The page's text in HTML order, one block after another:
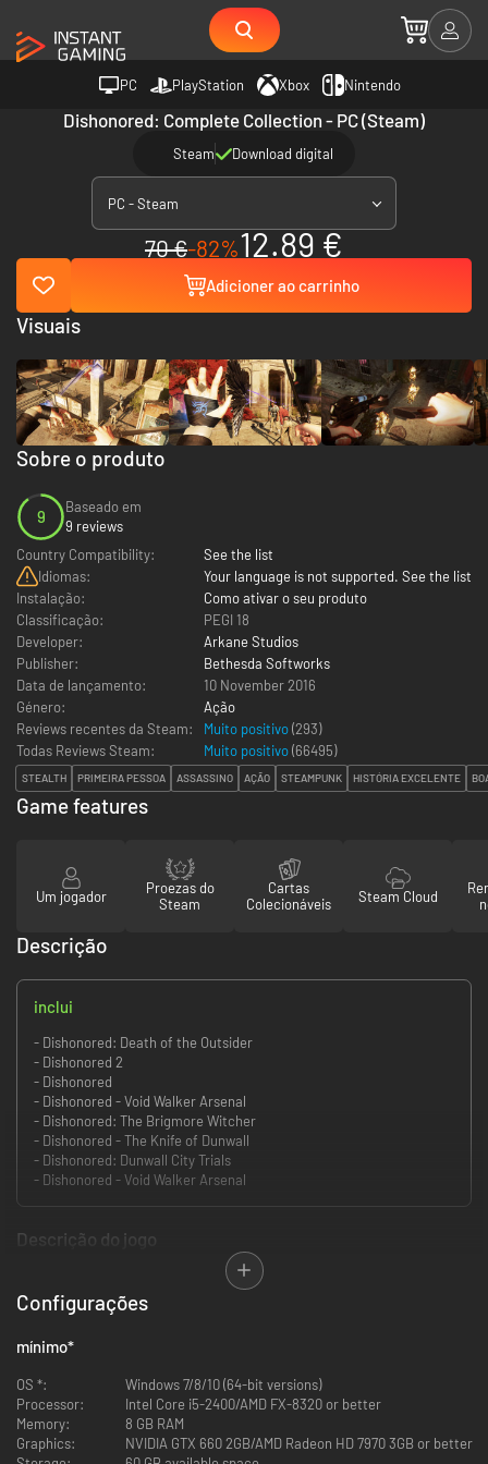
PC PlayStation Xbox Nintendo
Dishonored: Complete Collection - PC (Steam)
Steam Download digital
PC - Steam
70 €-82%12.89 €
Adicioner ao carrinho
Sobre o produto
9
Baseado em
9 reviews
Country Compatibility:
See the list
Idiomas:
Your language is not supported. See the list
Instalação:
Como ativar o seu produto
Classificação:
PEGI 18
Developer:
Arkane Studios
Publisher:
Bethesda Softworks
Data de lançamento:
10 November 2016
Género:
Ação
Reviews recentes da Steam:
Muito positivo(293)
Todas Reviews Steam:
Muito positivo(66495)
STEALTH PRIMEIRA PESSOA ASSASSINO AÇÃO STEAMPUNK HISTÓRIA EXCELENTE
Visuais
Game features
Um jogador
Proezas do
Steam
Cartas
Colecionáveis
Steam Cloud
Descrição
inclui
- Dishonored: Death of the Outsider
- Dishonored 2
- Dishonored
- Dishonored - Void Walker Arsenal
- Dishonored: The Brigmore Witcher
- Dishonored - The Knife of Dunwall
- Dishonored: Dunwall City Trials
- Dishonored - Void Walker Arsenal
Descrição do jogo
Entre novamente no papel de um assassino sobrenatural em Dishonored
2.
Considerado pela PC Gamer como “brilhante”, pela IGN como “incrível” e
e aclamado como “um conto de vingança que não pode faltar e que está
sequência do jogo de sucesso de ação em primeira pessoa da Arkane
Studios e vencedor de mais de 100 prêmios de Jogo do Ano, Dishonored.
Jogue do seu jeito em um mundo onde o misticismo e a indústria se
Configurações
mínimo*
OS *:
Windows 7/8/10 (64-bit versions)
Processor:
Intel Core i5-2400/AMD FX-8320 or better
Memory:
8 GB RAM
Graphics:
NVIDIA GTX 660 2GB/AMD Radeon HD 7970 3GB or better